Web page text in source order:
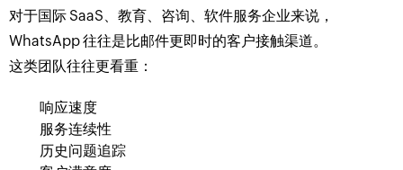
对于国际 SaaS、教育、咨询、软件服务企业来说，
WhatsApp 往往是比邮件更即时的客户接触渠道。
这类团队往往更看重：
响应速度
服务连续性
历史问题追踪